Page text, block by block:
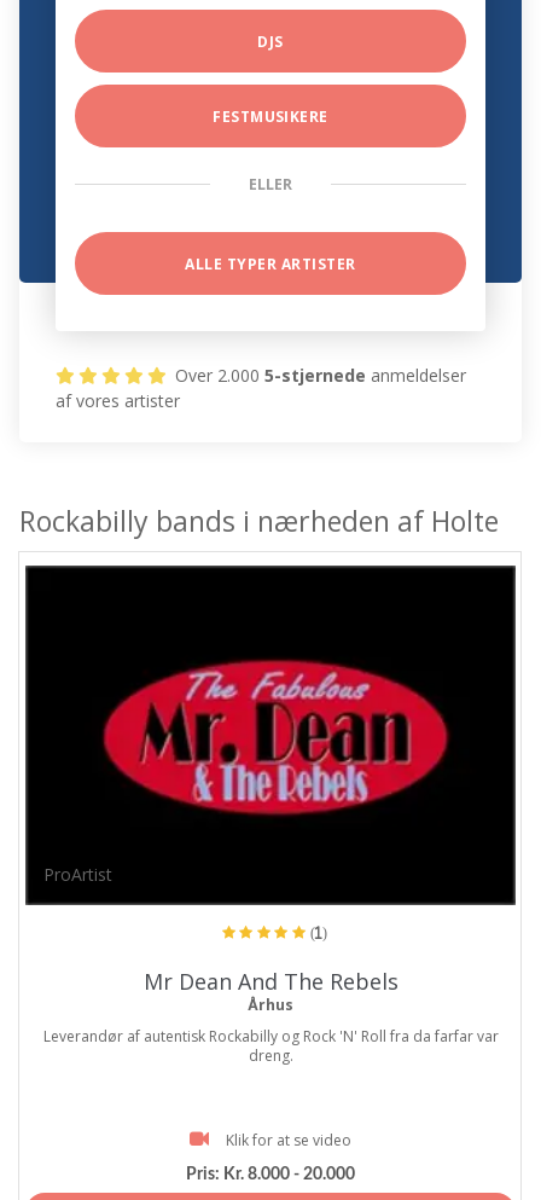
DJS
FESTMUSIKERE
ELLER
ALLE TYPER ARTISTER
Over 2.0005-stjernede anmeldelser
af vores artister
Rockabilly bands i nærheden af Holte
ProArtist
(1)
Mr Dean And The Rebels
Århus
Leverandør af autentisk Rockabilly og Rock 'N' Roll fra da farfar var
dreng.
Klik for at se video
Pris: Kr. 8.000 - 20.000